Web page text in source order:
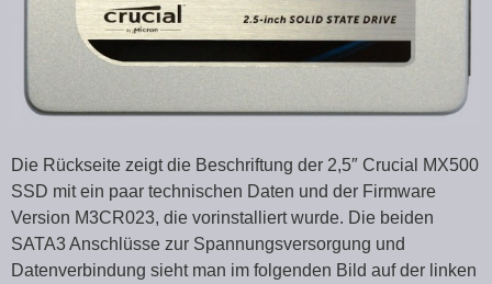
Die Rückseite zeigt die Beschriftung der 2,5″ Crucial MX500
SSD mit ein paar technischen Daten und der Firmware
Version M3CR023, die vorinstalliert wurde. Die beiden
SATA3 Anschlüsse zur Spannungsversorgung und
Datenverbindung sieht man im folgenden Bild auf der linken